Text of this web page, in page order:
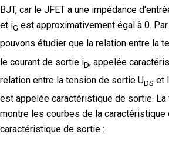
BJT, car le JFET a une impédance
et iG est approximativement égal à 0.
pouvons étudier que la relation entre la
le courant de sortie iD, appelée
relation entre la tension de sortie UDS et
est appelée caractéristique de sortie.
montre les courbes de la
caractéristique de sortie :